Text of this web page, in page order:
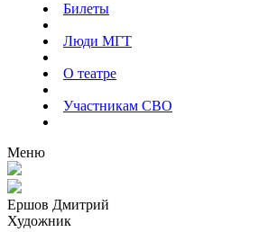
Билеты
Люди МГТ
О театре
Участникам СВО
Меню
Ершов Дмитрий
Художник